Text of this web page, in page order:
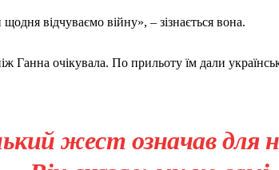
відчуваємо війну», – зізнається вона.
Ганна очікувала. По прильоту їм дали
жест означав для